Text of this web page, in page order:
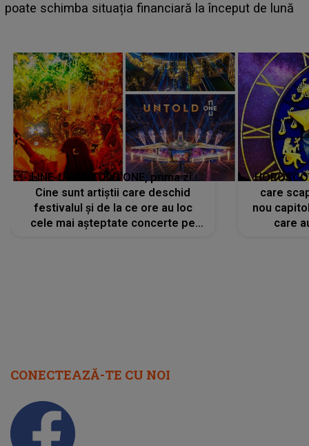
poate schimba situația financiară la început de lună
LINE-UP UNTOLD ONE, prima zi.
Cine sunt artiștii care deschid
festivalul și de la ce ore au loc
cele mai așteptate concerte pe
care
nou
care
CONECTEAZĂ-TE CU NOI